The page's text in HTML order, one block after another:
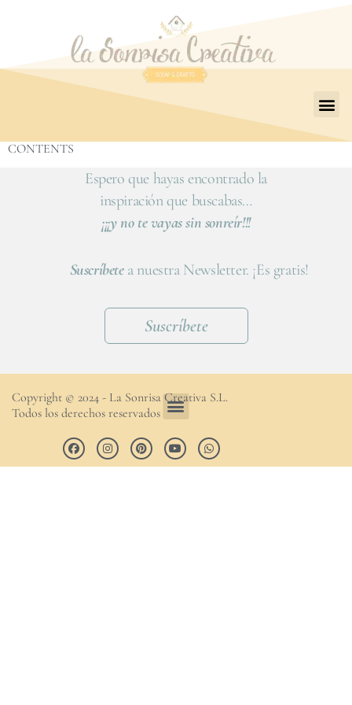
CONTENTS
Espero que hayas encontrado la
inspiración que buscabas…
¡¡¡y no te vayas sin sonreír!!!
Suscríbetea nuestra Newsletter. ¡Es gratis!
Suscríbete
Copyright © 2024 - La Sonrisa Creativa S.L.
Todos los derechos reservados